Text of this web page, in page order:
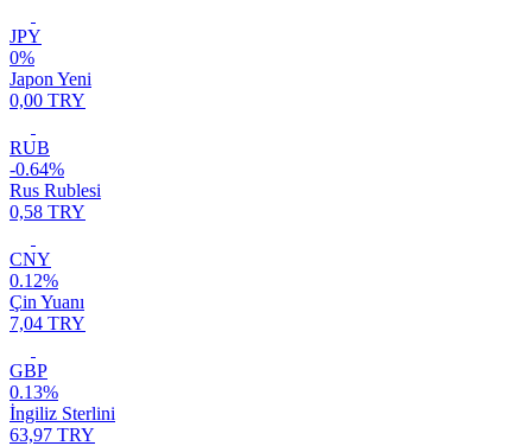
JPY
0%
Japon Yeni
0,00 TRY
RUB
-0.64%
Rus Rublesi
0,58 TRY
CNY
0.12%
Çin Yuanı
7,04 TRY
GBP
0.13%
İngiliz Sterlini
63,97 TRY